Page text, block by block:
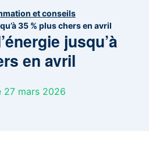
et conseils
35 % plus chers en avril
jusqu’à
en avril
27 mars 2026